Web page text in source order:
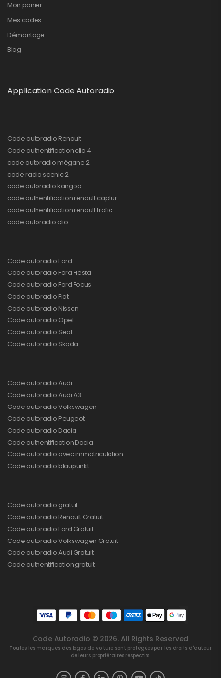
Mon panier
Mes codes
Démontage
Blog
Application Code Autoradio
Code autoradio Renault
Code authentification clio 4
code autoradio mégane 2
code radio scenic 2
code autoradio kangoo
code authentification renault captur
code authentification renault trafic
code autoradio clio
Code autoradio Ford
Code autoradio Ford Fiesta
Code autoradio Ford Focus
Code autoradio Fiat
Code autoradio Nissan
Code autoradio Opel
Code autoradio Seat
Code autoradio Skoda
Code autoradio Audi
Code autoradio Audi A3
Code autoradio Volkswagen
Code autoradio Peugeot
Code autoradio Dacia
Code authentification Dacia
Code autoradio avec immatriculation
Code autoradio blaupunkt
Code autoradio gratuit
Code autoradio Renault Gratuit
Code autoradio Ford Gratuit
Code autoradio Volkswagen Gratuit
Code autoradio Audi Gratuit
Code authentification gratuit
Code Autoradio © 2026. All Rights Reserved
Toutes les marques des logos de voiture sont protégées par les droits d'auteur
de leurs propriétaires respectifs.